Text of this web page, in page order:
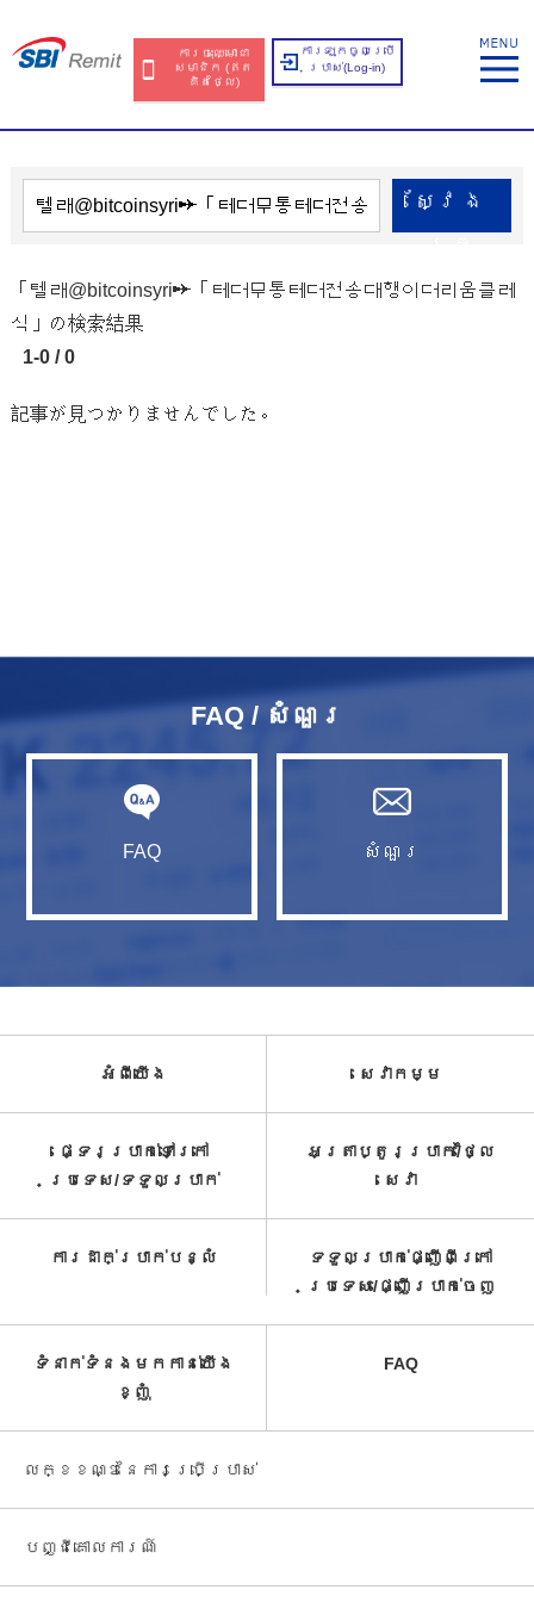
ការចុះឈ្មោះជា
សមាជិក​​ (ឥត​
គិត​ថ្លៃ​)
ការឡុកចូលប្រើ
ប្រាស់​(Log-in)
ស្វែង​
「텔래@bitcoinsyri➙「테더무통테더전송대행이더리움클레
식」の検索結果
1-0 / 0
記事が見つかりませんでした。
FAQ / សំណួរ​
FAQ សំណួរ​
អំពី​យើង សេវាកម្ម​
ផ្ទេរប្រាក់ទៅក្រៅ
ប្រទេស/ទទួល​ប្រាក់​
អត្រាប្តូរប្រាក់/ថ្លៃ
សេវា​
ការដាក់ប្រាក់បន្លំ
ទទួលប្រាក់ផ្ញើពីក្រៅ
ប្រទេស/ផ្ញើប្រាក់ចេញ
ទំនាក់ទំនងមកកាន់យើង
ខ្ញុំ
FAQ
លក្ខខណ្ឌនៃការប្រើប្រាស់
បញ្ជី​គោលការណ៍